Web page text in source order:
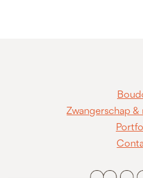
Zwangerschap